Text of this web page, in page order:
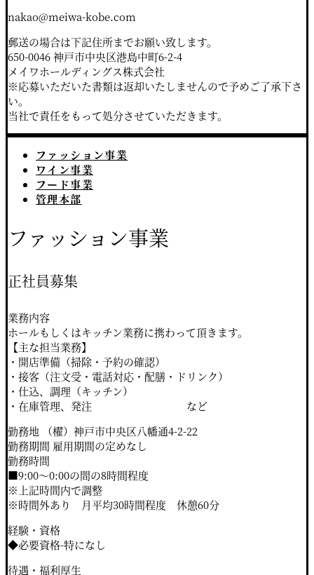
nakao@meiwa-kobe.com
郵送の場合は下記住所までお願い致します。
650-0046 神戸市中央区港島中町6-2-4
メイワホールディングス株式会社
※応募いただいた書類は返却いたしませんので予めご了承下さ
い。
当社で責任をもって処分させていただきます。
ファッション事業
ワイン事業
フード事業
管理本部
ファッション事業
正社員募集
業務内容
ホールもしくはキッチン業務に携わって頂きます。
【主な担当業務】
・開店準備（掃除・予約の確認）
・接客（注文受・電話対応・配膳・ドリンク）
・仕込、調理（キッチン）
・在庫管理、発注 など
勤務地 （櫂）神戸市中央区八幡通4-2-22
勤務期間 雇用期間の定めなし
勤務時間
■9:00～0:00の間の8時間程度
※上記時間内で調整
※時間外あり 月平均30時間程度 休憩60分
経験・資格
◆必要資格-特になし
待遇・福利厚生